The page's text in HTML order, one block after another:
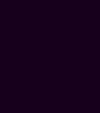
vor dem
Dein Besuch
möglich
liegen
zentral und
dem Auto ganz